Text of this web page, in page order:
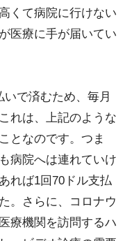
くて病院に行けない
医療に手が届いてい
で済むため、毎月
れは、上記のような
となのです。つま
病院へは連れていけ
れば1回70ドル支払
。さらに、コロナウ
療機関を訪問するハ